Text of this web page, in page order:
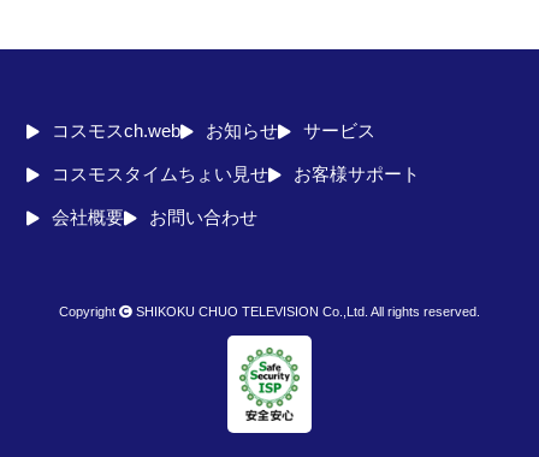
コスモスch.web お知らせ サービス
コスモスタイムちょい見せ お客様サポート
会社概要 お問い合わせ
Copyright SHIKOKU CHUO TELEVISION Co.,Ltd. All rights reserved.